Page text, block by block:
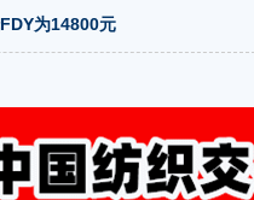
为14800元